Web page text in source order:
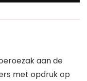
aan de
met opdruk op